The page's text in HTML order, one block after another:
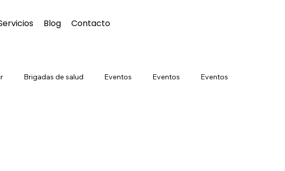
Blog Contacto
Brigadas de salud Eventos Eventos Eventos